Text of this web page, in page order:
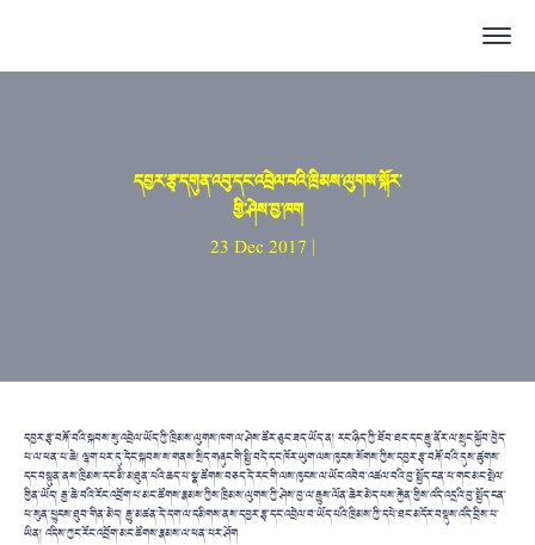
དབྱར་རྩྭ་དགུན་འབུ་དང་འབྲེལ་བའི་ཁྲིམས་ལུགས་སྐོར་
གྱི་ཤེས་བྱ་ཁག
23 Dec 2017 |
དབྱར་རྩྭ་བརྐོ་བའི་སྐབས་སུ་འབྲེལ་ཡོད་ཀྱི་ཁྲིམས་ལུགས་ཁག་ལ་ཤེས་ཚོར་ཅུང་ཟད་ཡོད་ན། རང་ཉིད་ཀྱི་ཐོབ་ཐང་དང་རྒྱུ་ནོར་ལ་སྲུང་སྐྱོབ་བྱེད་
པ་ལ་ཕན་པ་ཆེ། ལྷག་པར་དུ་དེང་སྐབས་ས་གནས་སྲིད་གཞུང་གི་སྤྱི་བདེ་དང་ཁོར་ཡུག་ལས་ཁུངས་སོགས་ཀྱིས་དབྱར་རྩྭ་བརྐོ་བའི་དུས་ཚུགས་
དང་བསྟུན་ནས་ཁྲིམས་དང་མི་མཐུན་པའི་ཆད་པ་སྣ་ཚོགས་བཅད་དེ་རང་གི་ལས་ཁུངས་ལ་ཡོང་འབེབ་འཚལ་བའི་བྱ་སྤྱོད་ངན་པ་གང་མང་སྤེལ་
གྱིན་ཡོད། རྒྱ་ཆེ་བའི་རོང་འབྲོག་པ་མང་ཚོགས་རྣམས་ཀྱིས་ཁྲིམས་ལུགས་ཀྱི་ཤེས་བྱ་ལ་རྒྱུས་ལོན་ཆེར་མེད་པས་རྐྱེན་གྱིས་འདི་འདྲའི་བྱ་སྤྱོད་ངན་
པ་སུན་ཕྱུངས་ཐུབ་གིན་མེད། རྒྱུ་མཚན་དེ་དག་ལ་དམིགས་ནས་དབྱར་རྩྭ་དང་འབྲེལ་བ་ཡོད་པའི་ཁྲིམས་ཀྱི་དཔེ་ཐང་མདོར་བསྡུས་འདི་བྲིས་པ་
ཡིན། འདིས་ཀྱང་རོང་འབྲོག་མང་ཚོགས་རྣམས་ལ་ཕན་པར་ཤོག